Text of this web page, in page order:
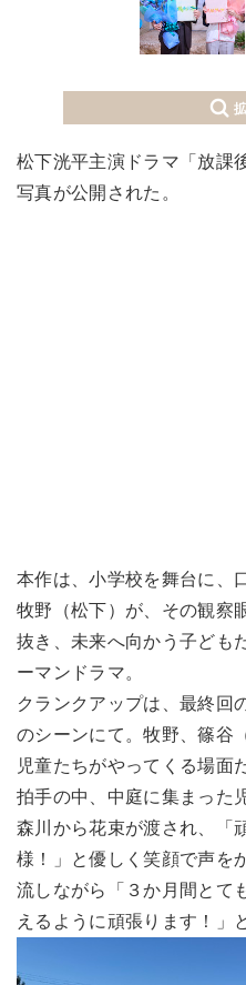
松下洸平主演ドラマ「放課
写真が公開された。
本作は、小学校を舞台に、
牧野（松下）が、その観察
抜き、未来へ向かう子ども
ーマンドラマ。
クランクアップは、最終回
のシーンにて。牧野、篠谷
児童たちがやってくる場面
拍手の中、中庭に集まった
森川から花束が渡され、「
様！」と優しく笑顔で声を
流しながら「３か月間とて
えるように頑張ります！」